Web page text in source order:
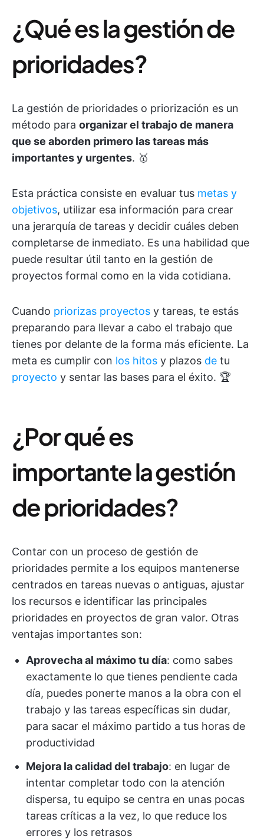
¿Qué es la gestión de
prioridades?
La gestión de prioridades o priorización es un
método para organizar el trabajo de manera
que se aborden primero las tareas más
importantes y urgentes. 🥇
Esta práctica consiste en evaluar tus metas y
objetivos, utilizar esa información para crear
una jerarquía de tareas y decidir cuáles deben
completarse de inmediato. Es una habilidad que
puede resultar útil tanto en la gestión de
proyectos formal como en la vida cotidiana.
Cuando priorizas proyectos y tareas, te estás
preparando para llevar a cabo el trabajo que
tienes por delante de la forma más eficiente. La
meta es cumplir con los hitos y plazos de tu
proyecto y sentar las bases para el éxito. 🏆
¿Por qué es
importante la gestión
de prioridades?
Contar con un proceso de gestión de
prioridades permite a los equipos mantenerse
centrados en tareas nuevas o antiguas, ajustar
los recursos e identificar las principales
prioridades en proyectos de gran valor. Otras
ventajas importantes son:
Aprovecha al máximo tu día: como sabes
exactamente lo que tienes pendiente cada
día, puedes ponerte manos a la obra con el
trabajo y las tareas específicas sin dudar,
para sacar el máximo partido a tus horas de
productividad
Mejora la calidad del trabajo: en lugar de
intentar completar todo con la atención
dispersa, tu equipo se centra en unas pocas
tareas críticas a la vez, lo que reduce los
errores y los retrasos